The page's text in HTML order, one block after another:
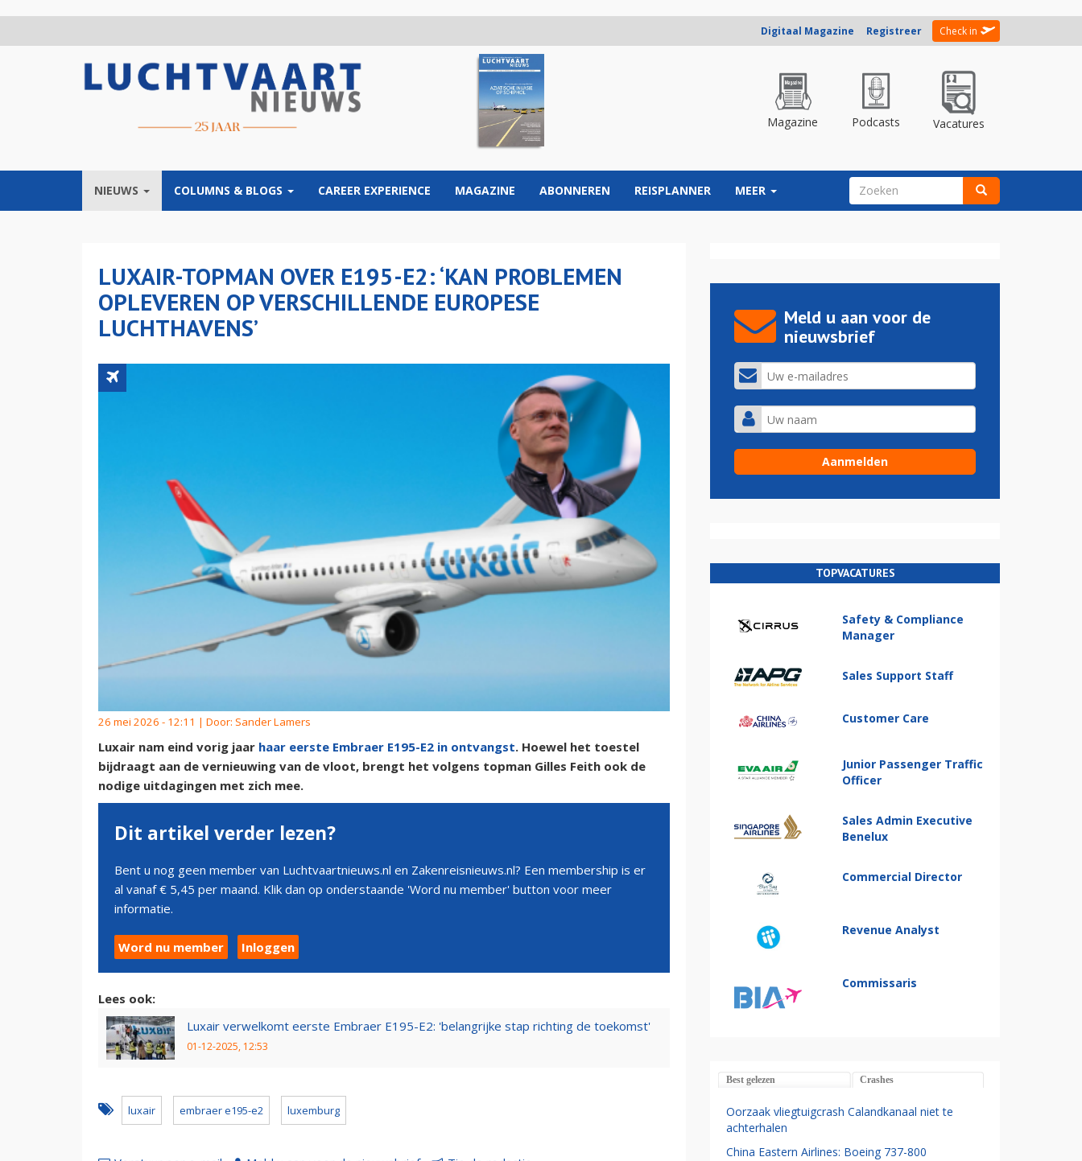
Digitaal Magazine Registreer Check in
Magazine Podcasts Vacatures
NIEUWS COLUMNS & BLOGS CAREER EXPERIENCE MAGAZINE ABONNEREN REISPLANNER MEER ZOEKVELD
LUXAIR-TOPMAN OVER E195-E2: ‘KAN PROBLEMEN
OPLEVEREN OP VERSCHILLENDE EUROPESE
LUCHTHAVENS’
26 mei 2026 - 12:11 | Door: Sander Lamers
Luxair nam eind vorig jaar haar eerste Embraer E195-E2 in ontvangst. Hoewel het toestel
bijdraagt aan de vernieuwing van de vloot, brengt het volgens topman Gilles Feith ook de
nodige uitdagingen met zich mee.
Dit artikel verder lezen?
Bent u nog geen member van Luchtvaartnieuws.nl en Zakenreisnieuws.nl? Een membership is er
al vanaf € 5,45 per maand. Klik dan op onderstaande 'Word nu member' button voor meer
informatie.
Word nu member Inloggen
Lees ook:
Luxair verwelkomt eerste Embraer E195-E2: 'belangrijke stap richting de toekomst'
01-12-2025, 12:53
luxair embraer e195-e2 luxemburg
Meld u aan voor de
nieuwsbrief
TOPVACATURES
Safety & Compliance
Manager
Sales Support Staff
Customer Care
Junior Passenger Traffic
Officer
Sales Admin Executive
Benelux
Commercial Director
Revenue Analyst
Commissaris
Best gelezen Crashes
Oorzaak vliegtuigcrash Calandkanaal niet te
achterhalen
China Eastern Airlines: Boeing 737-800